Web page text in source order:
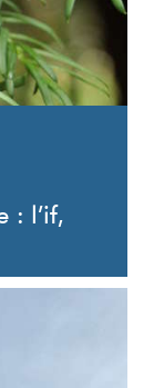
: l’if,